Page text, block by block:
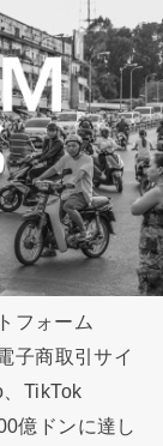
フォーム
子商取引サイ
TikTok
億ドンに達し